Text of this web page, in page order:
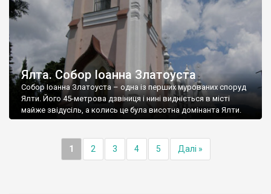
Ялта. Собор Іоанна Златоуста
Собор Іоанна Златоуста – одна із перших мурованих споруд
Ялти. Його 45-метрова дзвіниця і нині видніється в місті
майже звідусіль, а колись це була висотна домінанта Ялти.
1 2 3 4 5 Далі »